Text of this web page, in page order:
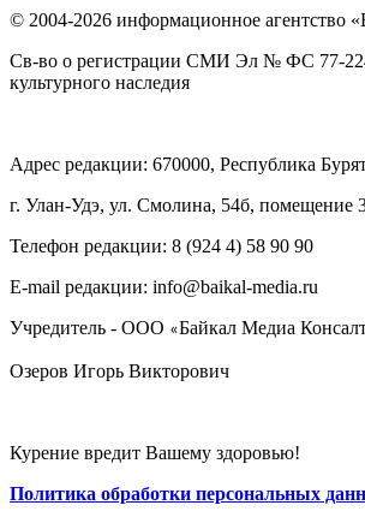
© 2004-2026 информационное агентство
Св-во о регистрации СМИ Эл № ФС 77-
культурного наследия
Адрес редакции: 670000, Республика
г. Улан-Удэ, ул. Смолина, 54б, помещение
Телефон редакции: ‎‎8 (924 4) 58 90 90
E-mail редакции: info@baikal-media.ru
Учредитель - ООО «Байкал Медиа
Озеров Игорь Викторович
Курение вредит Вашему здоровью!
Политика обработки персональных